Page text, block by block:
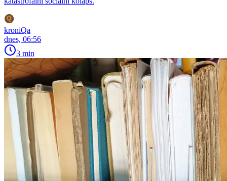
kroniQa
dnes, 06:56
3 min